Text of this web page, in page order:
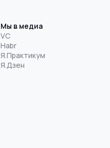
Мы в медиа
VC
Habr
Я.Практикум
Я.Дзен